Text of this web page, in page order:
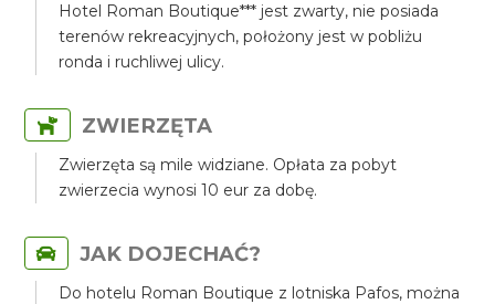
Hotel Roman Boutique*** jest zwarty, nie posiada
terenów rekreacyjnych, położony jest w pobliżu
ronda i ruchliwej ulicy.
ZWIERZĘTA
Zwierzęta są mile widziane. Opłata za pobyt
zwierzecia wynosi 10 eur za dobę.
JAK DOJECHAĆ?
Do hotelu Roman Boutique z lotniska Pafos, można